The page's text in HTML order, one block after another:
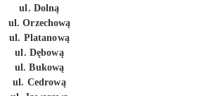
ul. Dolną
ul. Orzechową
ul. Platanową
ul. Dębową
ul. Bukową
ul. Cedrową